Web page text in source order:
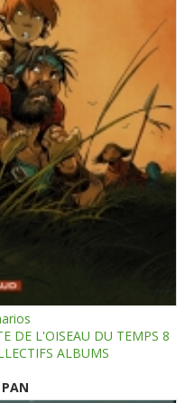
DE L'OISEAU DU TEMPS 8
ALBUMS